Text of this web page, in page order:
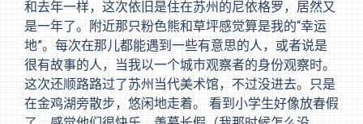
和去年一样，这次依旧是住在苏州的尼依格罗，居然又
是一年了。附近那只粉色熊和草坪感觉算是我的“幸运
地”。每次在那儿都能遇到一些有意思的人，或者说是
很有故事的人，当我以一个城市观察者的身份观察时。
这次还顺路路过了苏州当代美术馆，不过没进去。只是
在金鸡湖旁散步，悠闲地走着。 看到小学生好像放春假